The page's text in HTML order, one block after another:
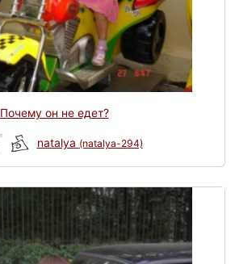
Почему он не едет?
natalya (natalya-294)